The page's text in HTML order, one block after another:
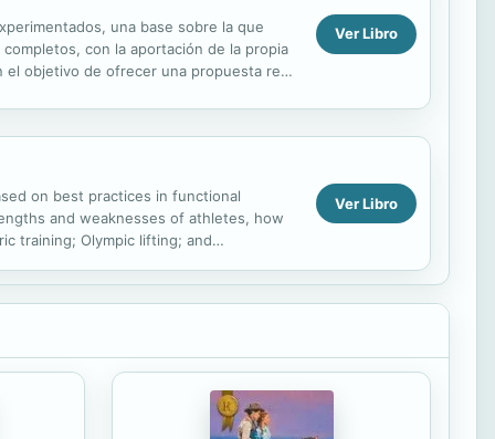
una base sobre la que
con la aportación de la propia
el objetivo de ofrecer una propuesta real
Ver Libro
on best practices in functional
and weaknesses of athletes, how
training; Olympic lifting; and
Ver Libro